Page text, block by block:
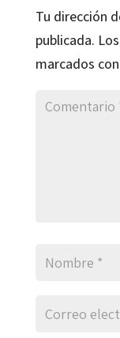
Tu dirección
publicada.
marcados con